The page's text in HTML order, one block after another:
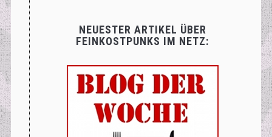
NEUESTER ARTIKEL ÜBER
FEINKOSTPUNKS IM NETZ: